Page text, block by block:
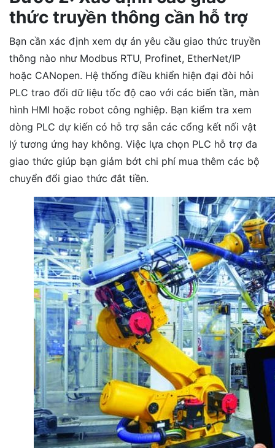
thức truyền thông cần hỗ trợ
Bạn cần xác định xem dự án yêu cầu giao thức truyền
thông nào như Modbus RTU, Profinet, EtherNet/IP
hoặc CANopen. Hệ thống điều khiển hiện đại đòi hỏi
PLC trao đổi dữ liệu tốc độ cao với các biến tần, màn
hình HMI hoặc robot công nghiệp. Bạn kiểm tra xem
dòng PLC dự kiến có hỗ trợ sẵn các cổng kết nối vật
lý tương ứng hay không. Việc lựa chọn PLC hỗ trợ đa
giao thức giúp bạn giảm bớt chi phí mua thêm các bộ
chuyển đổi giao thức đắt tiền.